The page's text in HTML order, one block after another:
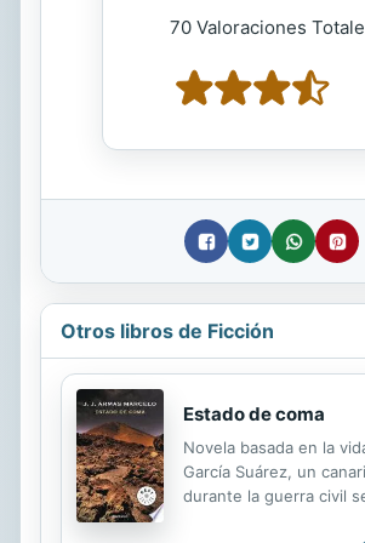
70 Valoraciones
Otros libros de Ficción
Estado de coma
Novela basada en la
García Suárez, un
durante la guerra civil